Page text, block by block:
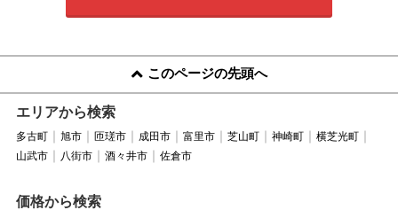
このページの先頭へ
エリアから検索
多古町 旭市 匝瑳市 成田市 富里市 芝山町 神崎町
横芝光町
山武市
八街市 酒々井市 佐倉市
価格から検索